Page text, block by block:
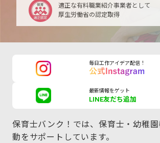
適正な有料職業紹介事業者として
厚生労働省の認定取得
毎日工作アイデア配信！
最新情報をゲット
LINE友だち追加
保育士バンク！では、保育士・幼稚
動をサポートしています。